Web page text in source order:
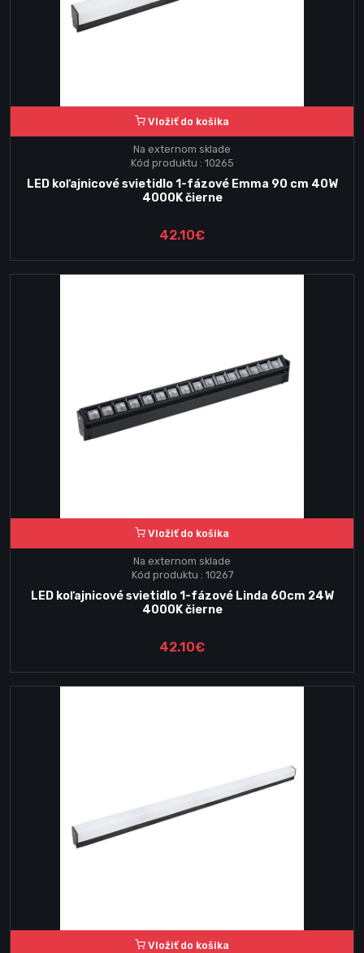
Vložiť do košika
Na externom sklade
Kód produktu : 10265
LED koľajnicové svietidlo 1-fázové Emma 90 cm 40W
4000K čierne
42.10€
Vložiť do košika
Na externom sklade
Kód produktu : 10267
LED koľajnicové svietidlo 1-fázové Linda 60cm 24W
4000K čierne
42.10€
Vložiť do košika